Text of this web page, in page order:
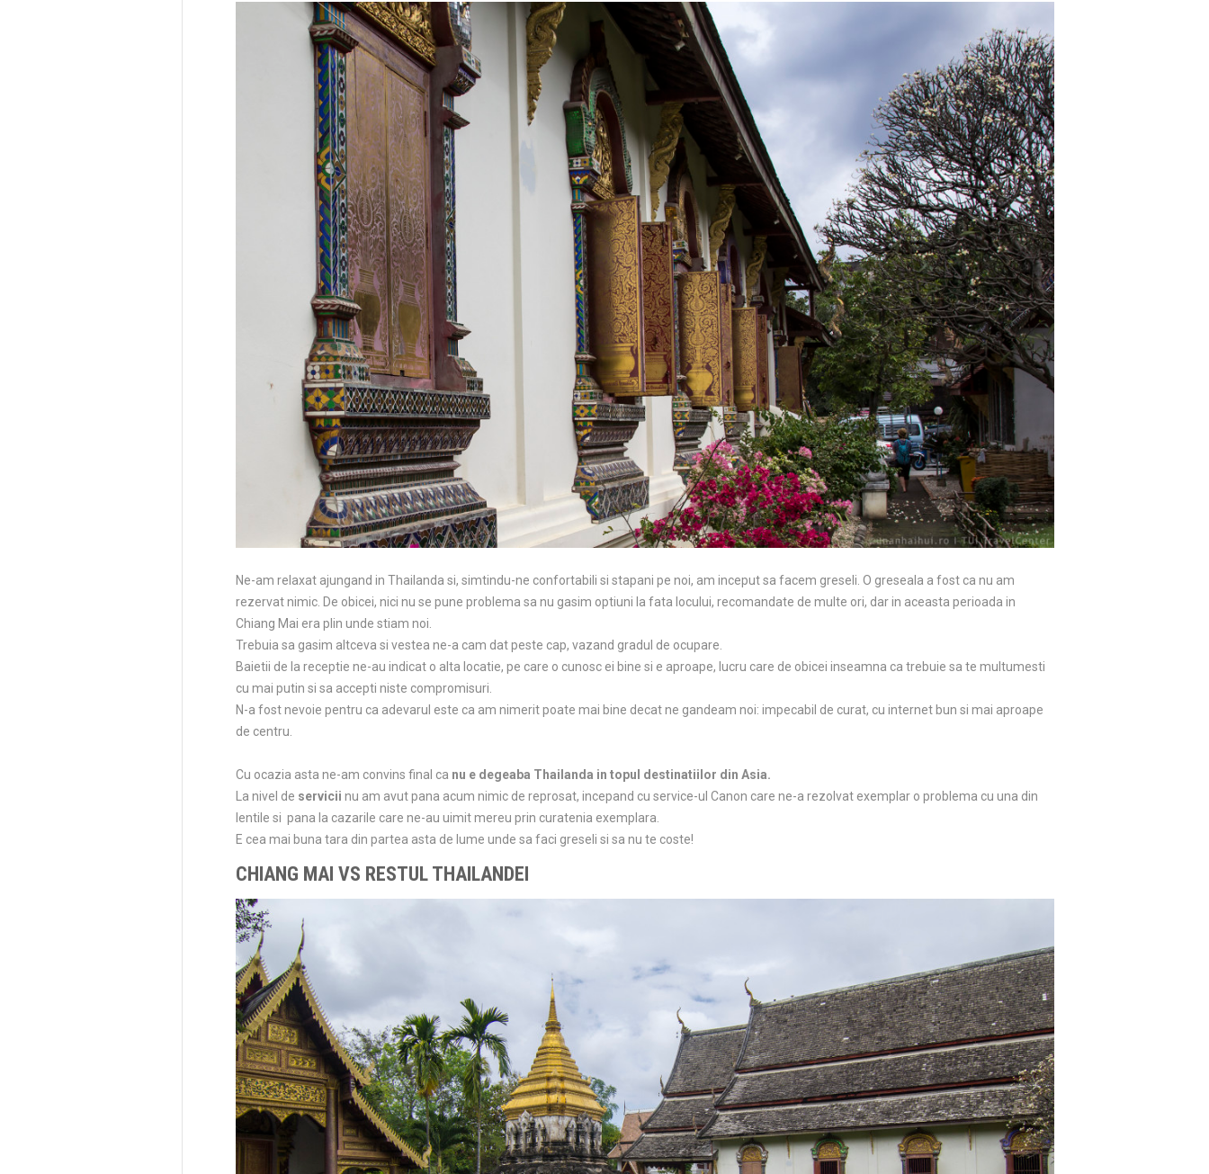
Ne-am relaxat ajungand in Thailanda si, simtindu-ne confortabili si stapani pe noi, am inceput sa facem greseli. O greseala a fost ca nu am
rezervat nimic. De obicei, nici nu se pune problema sa nu gasim optiuni la fata locului, recomandate de multe ori, dar in aceasta perioada in
Chiang Mai era plin unde stiam noi.
Trebuia sa gasim altceva si vestea ne-a cam dat peste cap, vazand gradul de ocupare.
Baietii de la receptie ne-au indicat o alta locatie, pe care o cunosc ei bine si e aproape, lucru care de obicei inseamna ca trebuie sa te multumesti
cu mai putin si sa accepti niste compromisuri.
N-a fost nevoie pentru ca adevarul este ca am nimerit poate mai bine decat ne gandeam noi: impecabil de curat, cu internet bun si mai aproape
de centru.
Cu ocazia asta ne-am convins final ca nu e degeaba Thailanda in topul destinatiilor din Asia.
La nivel de servicii nu am avut pana acum nimic de reprosat, incepand cu service-ul Canon care ne-a rezolvat exemplar o problema cu una din
lentile si pana la cazarile care ne-au uimit mereu prin curatenia exemplara.
E cea mai buna tara din partea asta de lume unde sa faci greseli si sa nu te coste!
CHIANG MAI VS RESTUL THAILANDEI